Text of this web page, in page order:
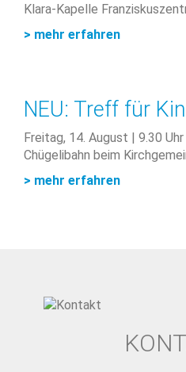
Klara-Kapelle
> mehr erfahren
NEU: Treff für
Freitag, 14. August | 9.30 Uhr
Chügelibahn beim
> mehr erfahren